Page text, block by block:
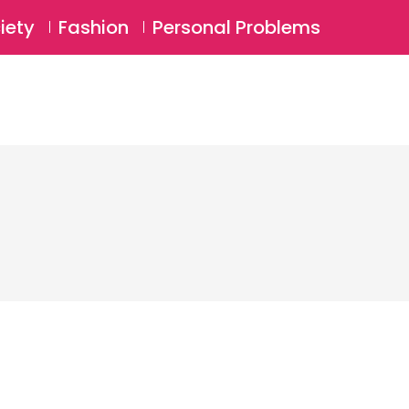
Login ⚲
Fashion Personal Problems